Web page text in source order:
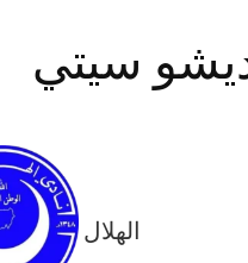
سيتي
الهلال